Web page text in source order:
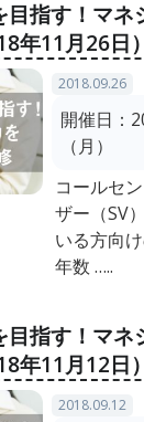
目指す！マネ
年11月26日）
2018.09.26
開催日：
（月）
コールセ
ザー（SV
いる方向
年数 …..
目指す！マネ
年11月12日）
2018.09.12